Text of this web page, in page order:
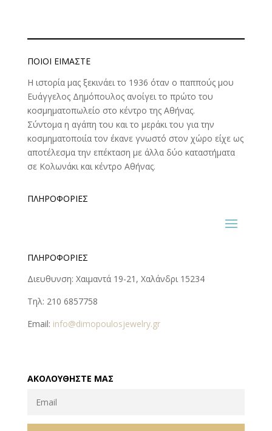
ΠΟΙΟΊ ΕΊΜΑΣΤΕ
Η ιστορία μας ξεκινάει το 1936 όταν ο παππούς μου
Ευάγγελος Δημόπουλος ανοίγει το πρώτο του
κοσμηματοπωλείο στο κέντρο της Αθήνας.
Σύντομα η αγάπη του και το μεράκι του για την
κοσμηματοποιία τον έκανε γνωστό στον χώρο είχε ως
αποτέλεσμα την επέκταση με άλλα δύο καταστήματα
σε Κολωνάκι και κέντρο Αθήνας.
ΠΛΗΡΟΦΟΡΊΕΣ
ΠΛΗΡΟΦΟΡΊΕΣ
Διευθυνση: Χαιμαντά 19-21, Χαλάνδρι 15234
Τηλ: 210 6857758
Email: info@dimopoulosjewelry.gr
ΑΚΟΛΟΥΘΉΣΤΕ ΜΑΣ